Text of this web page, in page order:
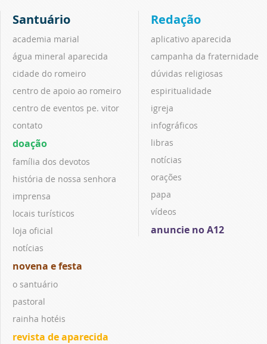
Santuário
academia marial
água mineral aparecida
cidade do romeiro
centro de apoio ao romeiro
centro de eventos pe. vitor
contato
doação
família dos devotos
história de nossa senhora
imprensa
locais turísticos
loja oficial
notícias
novena e festa
o santuário
pastoral
rainha hotéis
revista de aparecida
Redação
aplicativo aparecida
campanha da fraternidade
dúvidas religiosas
espiritualidade
igreja
infográficos
libras
notícias
orações
papa
vídeos
anuncie no A12